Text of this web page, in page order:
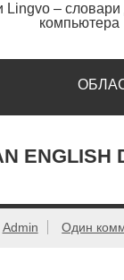
Lingvo –
компьютера
ENGLISH
Admin Один